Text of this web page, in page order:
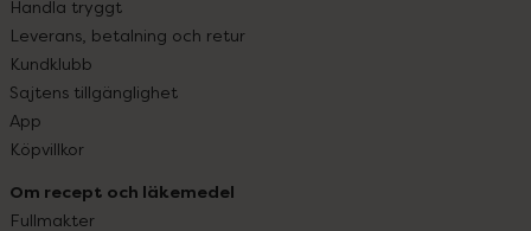
Handla tryggt
Leverans, betalning och retur
Kundklubb
Sajtens tillgänglighet
App
Köpvillkor
Om recept och läkemedel
Fullmakter